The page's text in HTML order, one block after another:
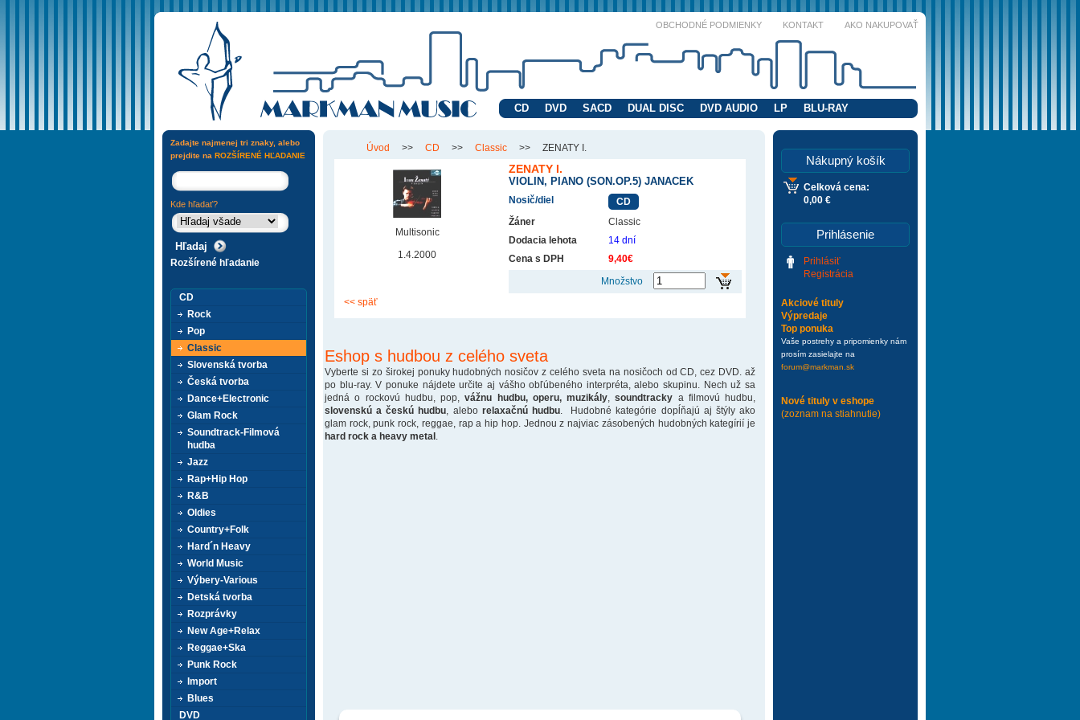
OBCHODNÉ PODMIENKY KONTAKT AKO NAKUPOVAŤ
CD DVD SACD DUAL DISC DVD AUDIO LP BLU-RAY
Úvod >> CD >> Classic >> ZENATY I.
Multisonic
1.4.2000
ZENATY I.
VIOLIN, PIANO (SON.OP.5) JANACEK
Nosič/diel
CD
Žáner
Classic
Dodacia lehota
14 dní
Cena s DPH
9,40€
Množstvo
<< späť
Eshop s hudbou z celého sveta
Vyberte si zo širokej ponuky hudobných nosičov z celého sveta na nosičoch od CD, cez DVD. až
po blu-ray. V ponuke nájdete určite aj vášho obľúbeného interpréta, alebo skupinu. Nech už sa
jedná o rockovú hudbu, pop,vážnu hudbu, operu, muzikály ,soundtracky a filmovú hudbu,
slovenskú a českú hudbu , alebo relaxačnú hudbu. Hudobné kategórie dopĺňajú aj štýly ako
glam rock, punk rock, reggae, rap a hip hop. Jednou z najviac zásobených hudobných kategírií je
hard rock a heavy metal
Nákupný košík
Celková cena:
0,00 €
Prihlásenie
Prihlásiť
Registrácia
Akciové tituly
Výpredaje
Top ponuka
Vaše postrehy a pripomienky nám
prosím zasielajte na
forum@markman.sk
Nové tituly v eshope
(zoznam na stiahnutie)
Zadajte najmenej tri znaky, alebo
prejdite na ROZŠÍRENÉ HĽADANIE
Kde hľadať?
Rozšírené hľadanie
CD
Rock
Pop
Classic
Slovenská tvorba
Česká tvorba
Dance+Electronic
Glam Rock
Soundtrack-Filmová
hudba
Jazz
Rap+Hip Hop
R&B
Oldies
Country+Folk
Hard´n Heavy
World Music
Výbery-Various
Detská tvorba
Rozprávky
New Age+Relax
Reggae+Ska
Punk Rock
Import
Blues
DVD